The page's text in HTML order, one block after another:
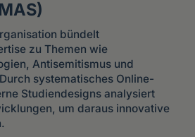
bündelt
zu Themen wie
Antisemitismus und
systematisches Online-
Studiendesigns analysiert
um daraus innovative